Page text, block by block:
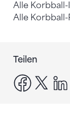
Alle
Alle Korbball-
Teilen
facebook
x